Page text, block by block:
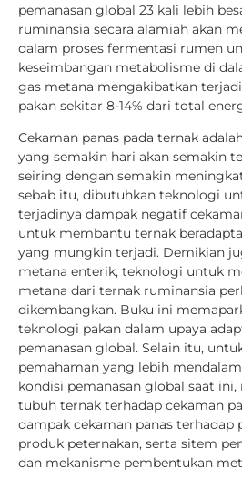
pemanasan global 23 kali lebih
ruminansia secara alamiah akan
dalam proses fermentasi rumen
keseimbangan metabolisme di
gas metana mengakibatkan
pakan sekitar 8-14% dari total
Cekaman panas pada ternak
yang semakin hari akan semakin
seiring dengan semakin
sebab itu, dibutuhkan teknologi
terjadinya dampak negatif
untuk membantu ternak
yang mungkin terjadi. Demikian
metana enterik, teknologi untuk
metana dari ternak ruminansia
dikembangkan. Buku ini
teknologi pakan dalam upaya
pemanasan global. Selain itu,
pemahaman yang lebih
kondisi pemanasan global saat
tubuh ternak terhadap cekaman
dampak cekaman panas terhadap
produk peternakan, serta sitem
dan mekanisme pembentukan